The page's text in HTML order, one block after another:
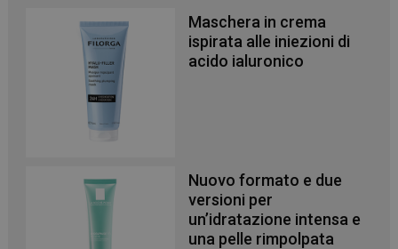
Maschera in crema
ispirata alle iniezioni di
acido ialuronico
Nuovo formato e due
versioni per
un’idratazione intensa e
una pelle rimpolpata
Necessari
I cookie necessari contribuiscono a rendere fruibile il
sito web abilitandone funzionalità di base quali la
navigazione sulle pagine e l'accesso alle aree
NOME
FORNITORE/DOMINIO
PHPSESSID
PHP.net
.www.panoramacosmetico.it